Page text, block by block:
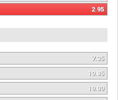
2.95
7.35
10.85
10.00